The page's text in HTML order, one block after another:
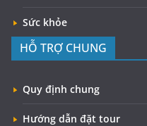
Sức khỏe
HỖ TRỢ CHUNG
Quy định chung
Hướng dẫn đặt tour